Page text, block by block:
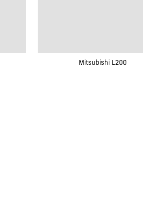
Mitsubishi L200